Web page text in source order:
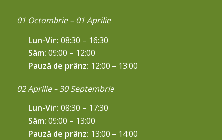
01 Octombrie – 01 Aprilie
Lun-Vin: 08:30 – 16:30
Sâm: 09:00 – 12:00
Pauză de prânz: 12:00 – 13:00
02 Aprilie – 30 Septembrie
Lun-Vin: 08:30 – 17:30
Sâm: 09:00 – 13:00
Pauză de prânz: 13:00 – 14:00